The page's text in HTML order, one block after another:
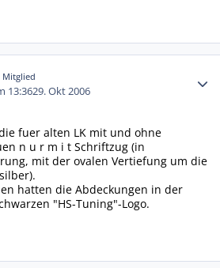
Mitglied
13:3629. Okt 2006
fuer alten LK mit und ohne
n u r m i t Schriftzug (in
mit der ovalen Vertiefung um die
hatten die Abdeckungen in der
"HS-Tuning"-Logo.